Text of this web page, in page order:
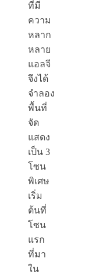
ที่มี
ความ
หลาก
หลาย
แอลจี
จึงได้
จำลอง
พื้นที่
จัด
แสดง
เป็น 3
โซน
พิเศษ
เริ่ม
ต้นที่
โซน
แรก
ที่มา
ใน